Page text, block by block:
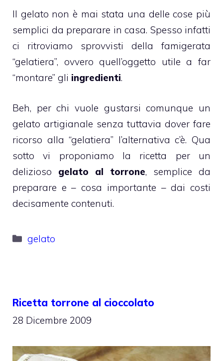
Il gelato non è mai stata una delle cose più
semplici da preparare in casa. Spesso infatti
ci ritroviamo sprovvisti della famigerata
“gelatiera”, ovvero quell’oggetto utile a far
“montare” gli ingredienti.
Beh, per chi vuole gustarsi comunque un
gelato artigianale senza tuttavia dover fare
ricorso alla “gelatiera” l’alternativa c’è. Qua
sotto vi proponiamo la ricetta per un
delizioso gelato al torrone, semplice da
preparare e – cosa importante – dai costi
decisamente contenuti.
Categorie
gelato
Ricetta torrone al cioccolato
28 Dicembre 2009